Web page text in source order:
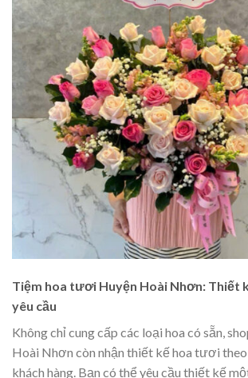
Tiệm hoa tươi Huyện Hoài Nhơn: Thiết
yêu cầu
Không chỉ cung cấp các loại hoa có sẵn,
Hoài Nhơn còn nhận thiết kế hoa tươi theo
khách hàng. Bạn có thể yêu cầu thiết kế